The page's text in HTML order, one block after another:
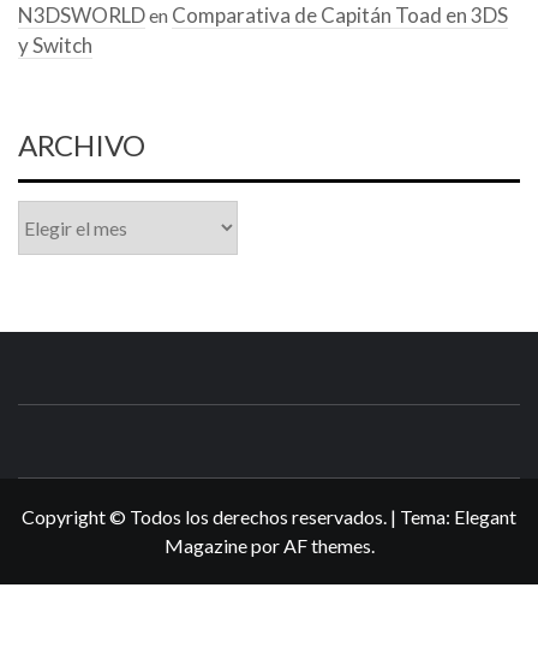
N3DSWORLDen Comparativa de Capitán Toad en 3DS
y Switch
ARCHIVO
Copyright © Todos los derechos reservados. | Tema: Elegant
Magazinepor AF themes